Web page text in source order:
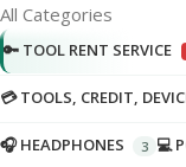
All Categories
🔑 TOOL RENT SERVICE
💳 TOOLS, CREDIT,
🎧 HEADPHONES 💻